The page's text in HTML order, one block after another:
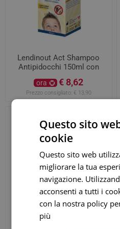
Lendinout Act Shampoo
Antipidocchi 150ml con
ora € 8,62
Prezzo consigliato: € 13,90
Questo sito
cookie
Questo sito web
migliorare la tua
navigazione.
acconsenti a tutti i
con la nostra policy
più